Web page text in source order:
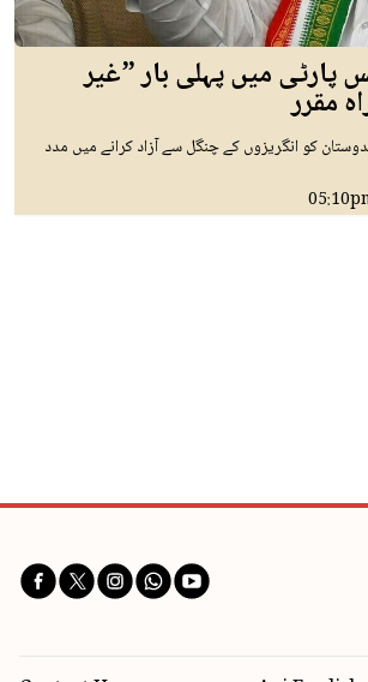
پارٹی میں پہلی بار ”غیر
مقرر
قبل ہندوستان کو انگریزوں کے چنگل سے آزاد کرانے میں مدد